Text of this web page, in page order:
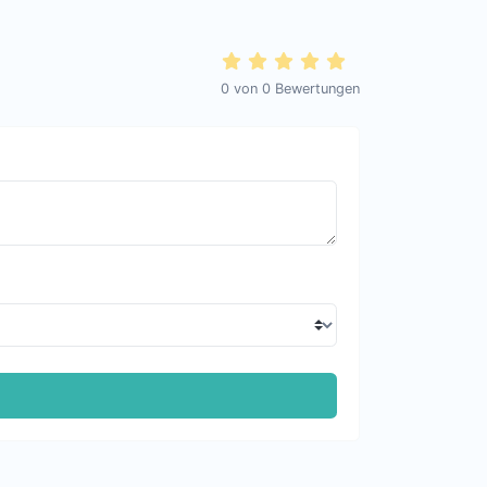
0 von 0 Bewertungen